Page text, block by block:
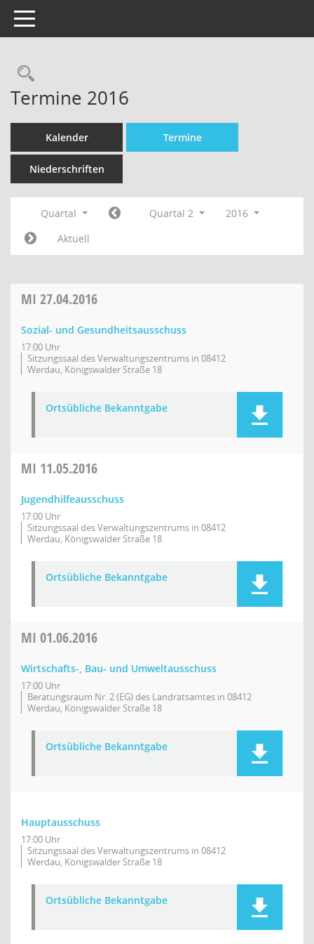
Toggle navigation
Termine 2016
Kalender Termine
Niederschriften
Quartal Quartal 2
2016
Aktuell
MI 27.04.2016
Sozial- und Gesundheitsausschuss
17:00 Uhr
Sitzungssaal des Verwaltungszentrums in 08412
Werdau, Königswalder Straße 18
Ortsübliche Bekanntgabe
MI 11.05.2016
Jugendhilfeausschuss
17:00 Uhr
Sitzungssaal des Verwaltungszentrums in 08412
Werdau, Königswalder Straße 18
Ortsübliche Bekanntgabe
MI 01.06.2016
Wirtschafts-, Bau- und Umweltausschuss
17:00 Uhr
Beratungsraum Nr. 2 (EG) des Landratsamtes in 08412
Werdau, Königswalder Straße 18
Ortsübliche Bekanntgabe
Hauptausschuss
17:00 Uhr
Sitzungssaal des Verwaltungszentrums in 08412
Werdau, Königswalder Straße 18
Ortsübliche Bekanntgabe